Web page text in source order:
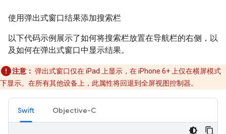
使用弹出式窗口结果添加搜索栏
以下代码示例展示了如何将搜索栏放置在导航栏的右侧，以
及如何在弹出式窗口中显示结果。
注意： 弹出式窗口仅在 iPad 上显示，在 iPhone 6+ 上仅在横屏模式
下显示。在所有其他设备上，此属性将回退到全屏视图控制器。
Swift Objective-C